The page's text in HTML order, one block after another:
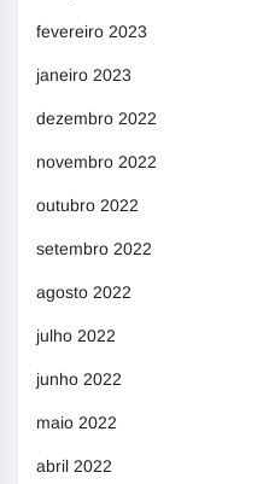
fevereiro 2023
janeiro 2023
dezembro 2022
novembro 2022
outubro 2022
setembro 2022
agosto 2022
julho 2022
junho 2022
maio 2022
abril 2022